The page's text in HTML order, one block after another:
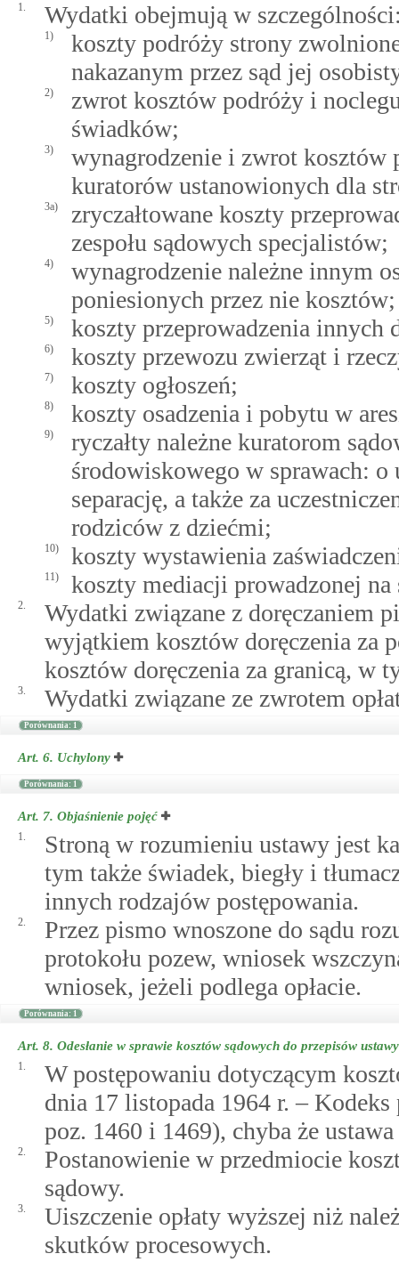
1. Wydatki obejmują w
1)
koszty podróży strony
nakazanym przez sąd jej
2)
zwrot kosztów podróży i
świadków;
3)
wynagrodzenie i zwrot kosztów
kuratorów ustanowionych dla
3a)
zryczałtowane koszty
zespołu sądowych specjalistów;
4)
wynagrodzenie należne innym
poniesionych przez nie kosztów;
5) koszty przeprowadzenia innych
6) koszty przewozu zwierząt i
7) koszty ogłoszeń;
8) koszty osadzenia i pobytu w
9)
ryczałty należne kuratorom
środowiskowego w sprawach: o
separację, a także za
rodziców z dziećmi;
10) koszty wystawienia
11) koszty mediacji prowadzonej
2.
Wydatki związane z doręczaniem
wyjątkiem kosztów doręczenia za
kosztów doręczenia za granicą, w
3. Wydatki związane ze zwrotem
Porównania: 1
Art. 6. Uchylony
Porównania: 1
Art. 7. Objaśnienie pojęć
1.
Stroną w rozumieniu ustawy jest
tym także świadek, biegły i
innych rodzajów postępowania.
2.
Przez pismo wnoszone do sądu
protokołu pozew, wniosek
wniosek, jeżeli podlega opłacie.
Porównania: 1
Art. 8. Odesłanie w sprawie kosztów sądowych do przepisów
1.
W postępowaniu dotyczącym
dnia 17 listopada 1964 r. –
poz. 1460 i 1469), chyba że
2.
Postanowienie w przedmiocie
sądowy.
3.
Uiszczenie opłaty wyższej niż
skutków procesowych.